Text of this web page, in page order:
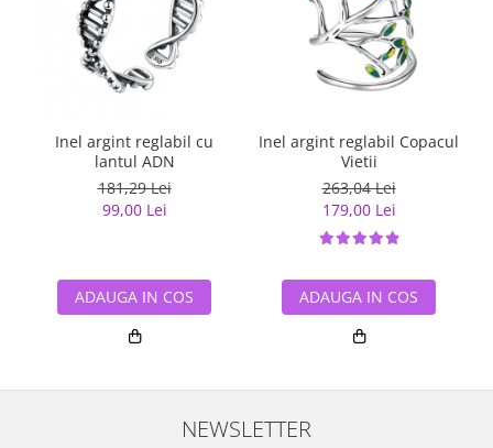
Inel argint reglabil cu
lantul ADN
181,29 Lei
99,00 Lei
ADAUGA IN COS
Inel argint reglabil Copacul
Vietii
263,04 Lei
179,00 Lei
ADAUGA IN COS
NEWSLETTER